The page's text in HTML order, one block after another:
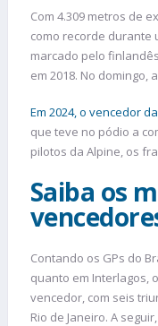
Com 4.309 metros de
como recorde durante
marcado pelo
em 2018. No domingo,
Em 2024, o vencedor
que teve no pódio a
pilotos da Alpine, os
Saiba os
Contando os GPs do
quanto em Interlagos,
vencedor, com seis
Rio de Janeiro. A